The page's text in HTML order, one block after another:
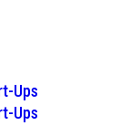
Ups
Ups